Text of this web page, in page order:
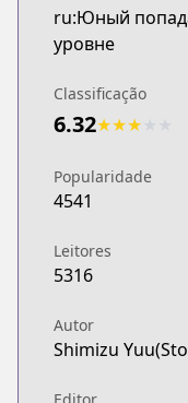
ru:Юный
уровне
Classificação
6.32★★★
Popularidade
4541
Leitores
5316
Autor
Shimizu